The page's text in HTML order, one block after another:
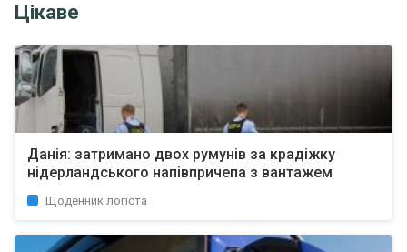
Цікаве
Данія: затримано двох румунів за крадіжку
нідерландського напівпричепа з вантажем
Щоденник логіста